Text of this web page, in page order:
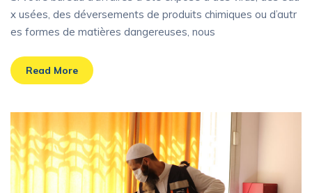
x usées, des déversements de produits chimiques ou d’autr
es formes de matières dangereuses, nous
Read More